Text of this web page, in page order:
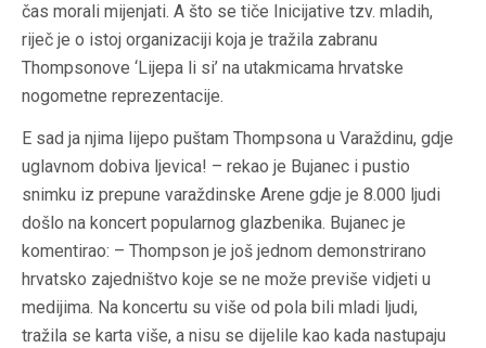
čas morali mijenjati. A što se tiče Inicijative tzv. mladih,
riječ je o istoj organizaciji koja je tražila zabranu
Thompsonove ‘Lijepa li si’ na utakmicama hrvatske
nogometne reprezentacije.
E sad ja njima lijepo puštam Thompsona u Varaždinu, gdje
uglavnom dobiva ljevica! – rekao je Bujanec i pustio
snimku iz prepune varaždinske Arene gdje je 8.000 ljudi
došlo na koncert popularnog glazbenika. Bujanec je
komentirao: – Thompson je još jednom demonstrirano
hrvatsko zajedništvo koje se ne može previše vidjeti u
medijima. Na koncertu su više od pola bili mladi ljudi,
tražila se karta više, a nisu se dijelile kao kada nastupaju